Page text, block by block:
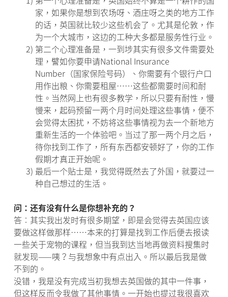
家，如果你是想到农场呀、酒庄呀之类的地方工作
的话，英国就比较少这些机会了。尤其是伦敦，作
为一个大城市，这边的工种大多都是服务性行业。
2) 第二个心理准备是，一到埗其实有很多文件需要处
理，譬如你要申请National Insurance
Number（国家保险号码）、你需要有个银行户口
用作出粮、你需要租屋……这些都需要时间和耐
性。当然网上也有很多教学，所以只要有耐性，慢
慢来，起码预留一两个月时间处理这些事情，便不
会觉得太困扰，不妨将这些事情视为去一个新地方
重新生活的一个体验吧。当过了那一两个月之后，
待你找到工作了，所有东西都安顿好了，你的工作
假期才真正开始呢。
3) 最后一个贴士是，我觉得既然去了外国，就要过一
种自己想过的生活。
问：还有没有什么是你想补充的？
答︰其实我出发时有很多期望，即是会觉得去英国应该
要做这样做那样……本来的打算是找到工作后便去报读
一些关于宠物的课程，但当我到达当地再做资料搜集时
就发现——咦？与我想象中有点出入。所以最后我是做
不到的。
没错，我是没有完成当初我想去英国做的其中一件事，
但这样反而令我做了其他事情。一开始也提过我很喜欢